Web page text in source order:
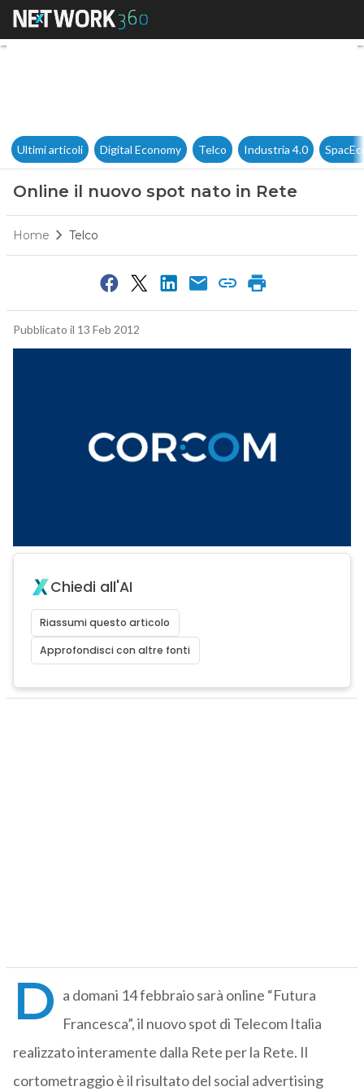
Online il nuovo spot nato in
Ultimi articoli Digital Economy Telco Industria 4.0
Online il nuovo spot nato in Rete
Home Telco
Pubblicato il 13 Feb 2012
Chiedi all'AI
Riassumi questo articolo
Approfondisci con altre fonti
D a domani 14 febbraio sarà online “Futura
Francesca”, il nuovo spot di Telecom Italia
realizzato interamente dalla Rete per la Rete. Il
cortometraggio è il risultato del social advertising